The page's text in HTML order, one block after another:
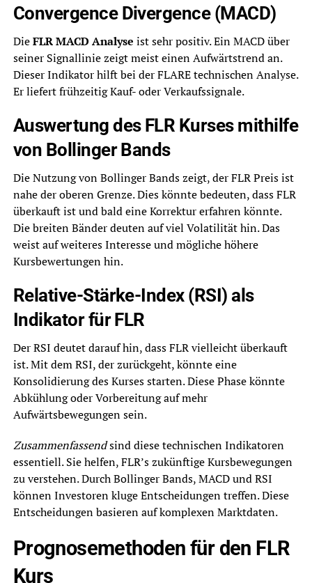
Convergence Divergence (MACD)
DieFLR MACD Analyse ist sehr positiv. Ein MACD über
seiner Signallinie zeigt meist einen Aufwärtstrend an.
Dieser Indikator hilft bei der FLARE technischen Analyse.
Er liefert frühzeitig Kauf- oder Verkaufssignale.
Auswertung des FLR Kurses mithilfe
von Bollinger Bands
Die Nutzung von Bollinger Bands zeigt, der FLR Preis ist
nahe der oberen Grenze. Dies könnte bedeuten, dass FLR
überkauft ist und bald eine Korrektur erfahren könnte.
Die breiten Bänder deuten auf viel Volatilität hin. Das
weist auf weiteres Interesse und mögliche höhere
Kursbewertungen hin.
Relative-Stärke-Index (RSI) als
Indikator für FLR
Der RSI deutet darauf hin, dass FLR vielleicht überkauft
ist. Mit dem RSI, der zurückgeht, könnte eine
Konsolidierung des Kurses starten. Diese Phase könnte
Abkühlung oder Vorbereitung auf mehr
Aufwärtsbewegungen sein.
Zusammenfassendsind diese technischen Indikatoren
essentiell. Sie helfen, FLR’s zukünftige Kursbewegungen
zu verstehen. Durch Bollinger Bands, MACD und RSI
können Investoren kluge Entscheidungen treffen. Diese
Entscheidungen basieren auf komplexen Marktdaten.
Prognosemethoden für den FLR
Kurs